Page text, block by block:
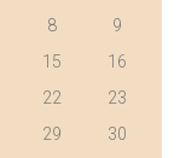
8
9
15
16
22
23
29
30